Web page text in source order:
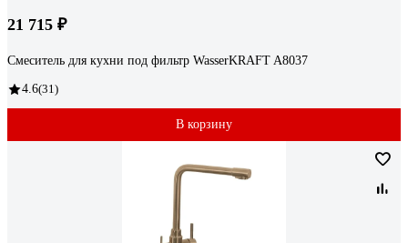
21 715 ₽
Смеситель для кухни под фильтр WasserKRAFT A8037
4.6(31)
В корзину